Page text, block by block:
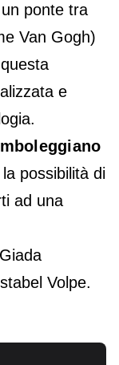
ponte tra
Van Gogh)
e
possibilità di
ad una
Volpe.